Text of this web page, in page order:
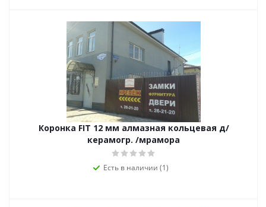
Коронка FIT 12 мм алмазная кольцевая д/
керамогр. /мрамора
Есть в наличии (1)